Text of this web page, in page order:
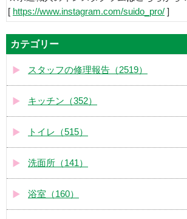
[ https://www.instagram.com/suido_pro/ ]
カテゴリー
スタッフの修理報告（2519）
キッチン（352）
トイレ（515）
洗面所（141）
浴室（160）